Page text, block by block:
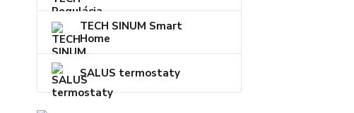
TECH SINUM Smart
Home
SALUS termostaty